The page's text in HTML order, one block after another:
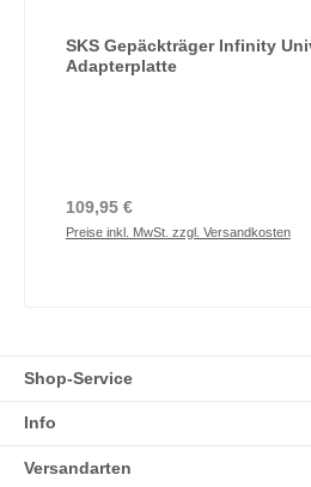
SKS Gepäckträger Infinity
Adapterplatte
Regulärer Preis:
109,95 €
Preise inkl. MwSt. zzgl. Versandkosten
Shop-Service
Info
Versandarten